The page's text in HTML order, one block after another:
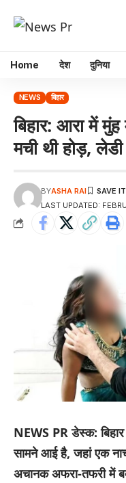
Home देश दुनिया
NEWS बिहार
बिहार: आरा में
मची थी होड़,
LAST UPDATED:
BYASHA RAI
NEWS PR डेस्क:
सामने आई है, जहां एक
अचानक अफरा-तफरी में